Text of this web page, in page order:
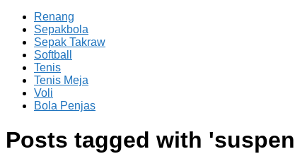
Renang
Sepakbola
Sepak Takraw
Softball
Tenis
Tenis Meja
Voli
Bola Penjas
Posts tagged with '